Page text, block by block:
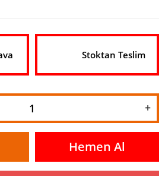
Stoktan Teslim
Hemen Al